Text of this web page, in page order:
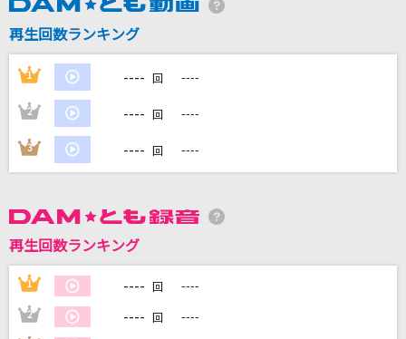
米津玄師
カラオケ最新情報をチェック！
再生回数ランキング
1 ---- 回 ----
2 ---- 回 ----
3 ---- 回 ----
再生回数ランキング
1 ---- 回 ----
2 ---- 回 ----